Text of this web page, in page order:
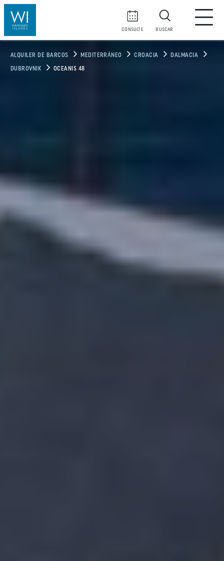
CONSULTE BUSCAR
ALQUILER DE BARCOS MEDITERRÁNEO CROACIA DALMACIA
DUBROVNIK OCEANIS 48